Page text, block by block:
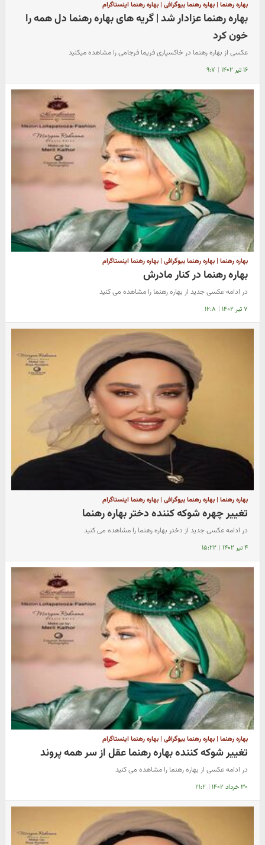
بهاره رهنما | بهاره رهنما بیوگرافی | بهاره رهنما اینستاگرام
بهاره رهنما عزادار شد | گریه های بهاره رهنما دل همه را
خون کرد
عکسی از بهاره رهنما در خاکسپاری فریما فرجامی را مشاهده میکنید
۱۶ تیر ۱۴۰۲ | ۹:۷
بهاره رهنما | بهاره رهنما بیوگرافی | بهاره رهنما اینستاگرام
بهاره رهنما در کنار مادرش
در ادامه عکسی جدید از بهاره رهنما را مشاهده می کنید
۷ تیر ۱۴۰۲ | ۱۲:۸
بهاره رهنما | بهاره رهنما بیوگرافی | بهاره رهنما اینستاگرام
تغییر چهره شوکه کننده دختر بهاره رهنما
در ادامه عکسی جدید از دختر بهاره رهنما را مشاهده می کنید
۴ تیر ۱۴۰۲ | ۱۵:۲۲
بهاره رهنما | بهاره رهنما بیوگرافی | بهاره رهنما اینستاگرام
تغییر شوکه کننده بهاره رهنما عقل از سر همه پروند
در ادامه عکسی از بهاره رهنما را مشاهده می کنید
۳۰ خرداد ۱۴۰۲ | ۲۱:۲